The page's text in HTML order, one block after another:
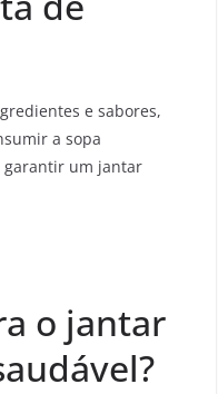
e sabores,
a sopa
garantir um jantar
o jantar